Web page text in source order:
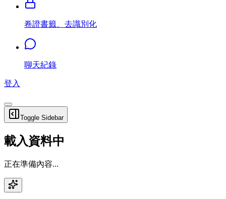
卷證書籤、去識別化
聊天紀錄
登入
Toggle Sidebar
載入資料中
正在準備內容...